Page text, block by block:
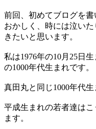
前回、初めてブログを書
おかしく、時には泣い
きたいと思います。
私は1976年の10月25日生
の1000年代生まれです。
真田丸と同じ1000年代生
平成生まれの若者達は
ます。